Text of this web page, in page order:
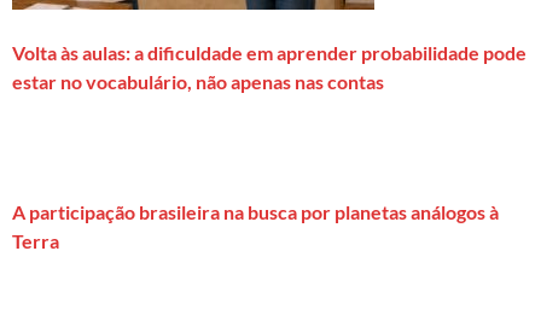
Volta às aulas: a dificuldade em aprender probabilidade pode
estar no vocabulário, não apenas nas contas
A participação brasileira na busca por planetas análogos à
Terra